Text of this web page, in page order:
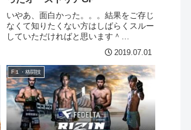
いやあ、面白かった。。。結果をご存じ
なくて知りたくない方はしばらくスルー
していただければと思います＾
＾・・・・・・・・・・・・・・・レッ
ドブル・ホンダのマックスフェルスタッ
ペン優勝！いやーすごかったです。PP
のルクレールとマックスの戦いを期...
2019.07.01
F１・格闘技